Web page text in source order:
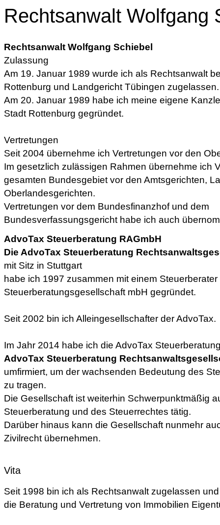
Rechtsanwalt Wolfgang
Rechtsanwalt Wolfgang Schiebel
Zulassung
Am 19. Januar 1989 wurde ich als Rechtsanwalt
Rottenburg und Landgericht Tübingen zugelassen.
Am 20. Januar 1989 habe ich meine eigene
Stadt Rottenburg gegründet.
Vertretungen
Seit 2004 übernehme ich Vertretungen vor den
Im gesetzlich zulässigen Rahmen übernehme ich
gesamten Bundesgebiet vor den Amtsgerichten,
Oberlandesgerichten.
Vertretungen vor dem Bundesfinanzhof und dem
Bundesverfassungsgericht habe ich auch
AdvoTax Steuerberatung RAGmbH
Die AdvoTax Steuerberatung
mit Sitz in Stuttgart
habe ich 1997 zusammen mit einem Steuerberater
Steuerberatungsgesellschaft mbH gegründet.
Seit 2002 bin ich Alleingesellschafter der AdvoTax.
Im Jahr 2014 habe ich die AdvoTax
AdvoTax Steuerberatung
umfirmiert, um der wachsenden Bedeutung des
zu tragen.
Die Gesellschaft ist weiterhin Schwerpunktmäßig
Steuerberatung und des Steuerrechtes tätig.
Darüber hinaus kann die Gesellschaft nunmehr
Zivilrecht übernehmen.
Vita
Seit 1998 bin ich als Rechtsanwalt zugelassen
die Beratung und Vertretung von Immobilien